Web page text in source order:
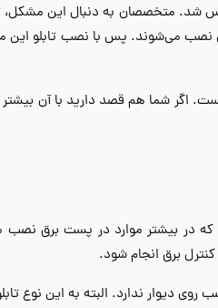
شد. متخصصان به دنبال این مشکل،
نصب می‌شوند. پس با نصب تابلو
اگر شما هم قصد دارید با آن بیشتر
که در بیشتر موارد در پست برق
برق انجام شود.
دیوار ندارد. البته به این نوع